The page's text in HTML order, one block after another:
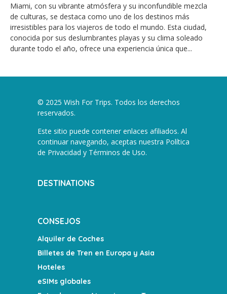
Miami, con su vibrante atmósfera y su inconfundible mezcla
de culturas, se destaca como uno de los destinos más
irresistibles para los viajeros de todo el mundo. Esta ciudad,
conocida por sus deslumbrantes playas y su clima soleado
durante todo el año, ofrece una experiencia única que...
© 2025 Wish For Trips. Todos los derechos
reservados.
Este sitio puede contener enlaces afiliados. Al
continuar navegando, aceptas nuestra Política
de Privacidad y Términos de Uso.
DESTINATIONS
CONSEJOS
Alquiler de Coches
Billetes de Tren en Europa y Asia
Hoteles
eSIMs globales